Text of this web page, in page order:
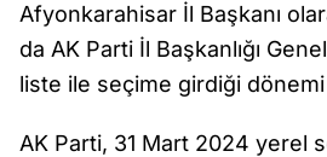
Afyonkarahisar İl Başkanı
da AK Parti İl Başkanlığı
liste ile seçime girdiği dönemi
AK Parti, 31 Mart 2024 yerel